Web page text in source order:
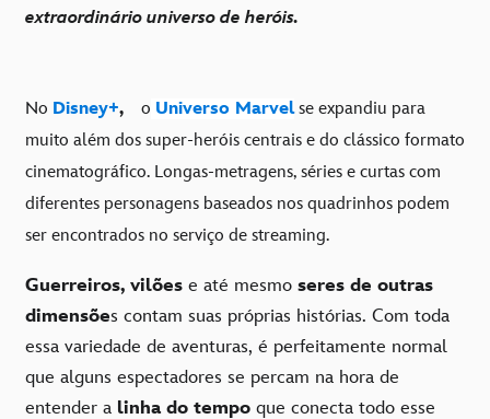
extraordinário universo de heróis.
No Disney+, o Universo Marvelse expandiu para
muito além dos super-heróis centrais e do clássico formato
cinematográfico. Longas-metragens, séries e curtas com
diferentes personagens baseados nos quadrinhos podem
ser encontrados no serviço de streaming.
Guerreiros, vilões e até mesmo seres de outras
dimensões contam suas próprias histórias. Com toda
essa variedade de aventuras, é perfeitamente normal
que alguns espectadores se percam na hora de
entender a linha do tempo que conecta todo esse